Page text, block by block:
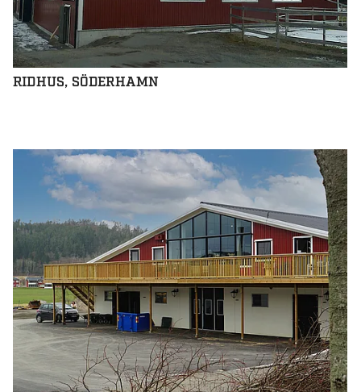
RIDHUS, SÖDERHAMN